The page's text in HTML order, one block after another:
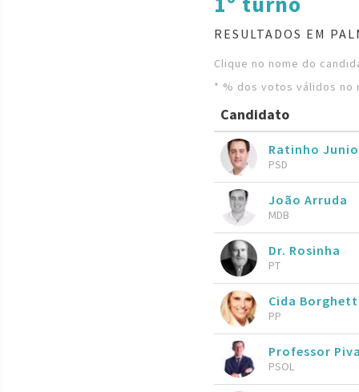
RESULTADOS EM
Clique no nome do
* % dos votos válidos no
Candidato
Ratinho
PSD
João Arruda
MDB
Dr. Rosinha
PT
Cida
PP
Professor
PSOL